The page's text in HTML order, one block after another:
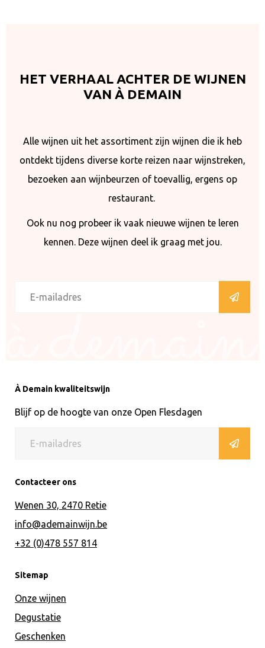
HET VERHAAL ACHTER DE WIJNEN
VAN À DEMAIN
Alle wijnen uit het assortiment zijn wijnen die ik heb
ontdekt tijdens diverse korte reizen naar wijnstreken,
bezoeken aan wijnbeurzen of toevallig, ergens op
restaurant.
Ook nu nog probeer ik vaak nieuwe wijnen te leren
kennen. Deze wijnen deel ik graag met jou.
À Demain kwaliteitswijn
Blijf op de hoogte van onze Open Flesdagen
Contacteer ons
Wenen 30, 2470 Retie
info@ademainwijn.be
+32 (0)478 557 814
Sitemap
Onze wijnen
Degustatie
Geschenken